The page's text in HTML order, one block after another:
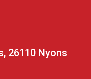
26110 Nyons